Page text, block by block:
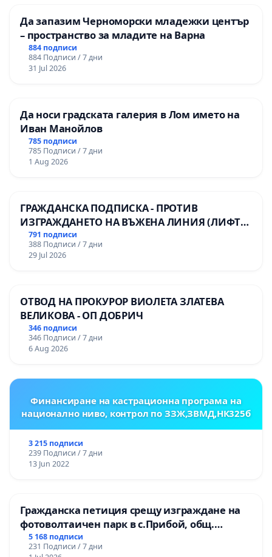
Да запазим Черноморски младежки център
– пространство за младите на Варна
884 подписи
884 Подписи / 7 дни
31 Jul 2026
Да носи градската галерия в Лом името на
Иван Манойлов
785 подписи
785 Подписи / 7 дни
1 Aug 2026
ГРАЖДАНСКА ПОДПИСКА - ПРОТИВ
ИЗГРАЖДАНЕТО НА ВЪЖЕНА ЛИНИЯ (ЛИФТ)
НА ТЕРИТОРИЯТА НА ПРИРОДНА
ЗАБЕЛЕЖИТЕЛНОСТ „ХЪЛМ НА
ОСВОБОДИТЕЛИТЕ“ (БУНАРДЖИК)
791 подписи
388 Подписи / 7 дни
29 Jul 2026
ОТВОД НА ПРОКУРОР ВИОЛЕТА ЗЛАТЕВА
ВЕЛИКОВА - ОП ДОБРИЧ
346 подписи
346 Подписи / 7 дни
6 Aug 2026
Финансиране на кастрационна програма на
национално ниво, контрол по ЗЗЖ,ЗВМД,НК325б
3 215 подписи
239 Подписи / 7 дни
13 Jun 2022
Гражданска петиция срещу изграждане на
фотоволтаичен парк в с.Прибой, общ.
Радомир
5 168 подписи
231 Подписи / 7 дни